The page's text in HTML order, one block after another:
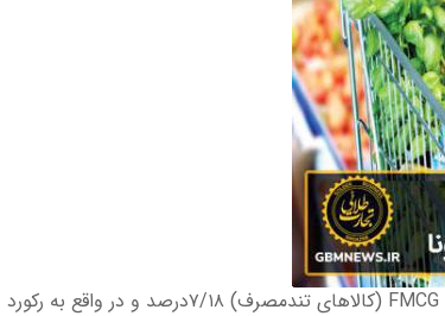
FMCG
(کالاهای تندمصرف) ۷/۱۸درصد و در واقع به رکورد